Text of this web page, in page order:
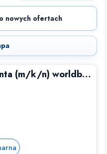
nowych ofertach
Doradca klienta (m/k/n) worldbox Sulechów